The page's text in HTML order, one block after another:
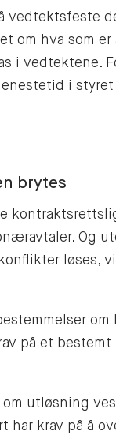
om hva som er
i vedtektene.
i
brytes
Og
løses,
på et
utløsning
har krav på å